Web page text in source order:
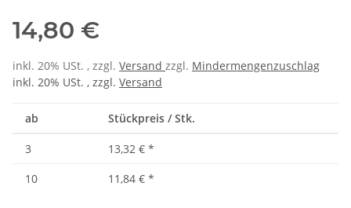
14,80 €
inkl. 20% USt. , zzgl. Versand zzgl. Mindermengenzuschlag
inkl. 20% USt. , zzgl. Versand
ab Stückpreis / Stk.
3 13,32 € *
10
11,84 € *